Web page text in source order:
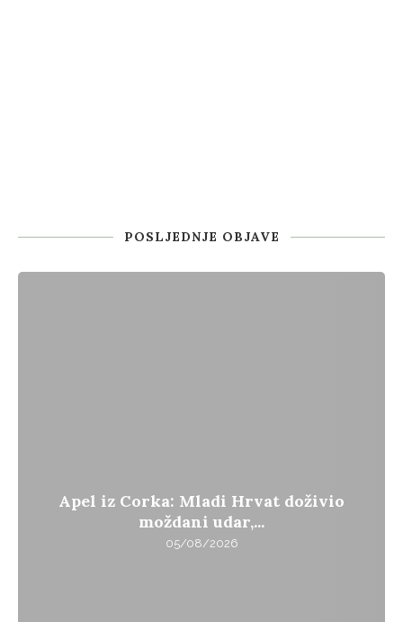
POSLJEDNJE OBJAVE
Apel iz Corka: Mladi Hrvat doživio
moždani udar,...
05/08/2026